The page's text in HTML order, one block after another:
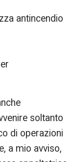
antincendio
soltanto
di operazioni
a mio avviso,